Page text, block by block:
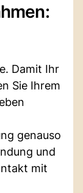
Damit Ihr
Sie Ihrem
genauso
und
mit